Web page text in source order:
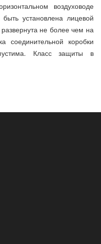
воздуховоде
установлена лицевой
не более чем на
соединительной коробки
Класс защиты в